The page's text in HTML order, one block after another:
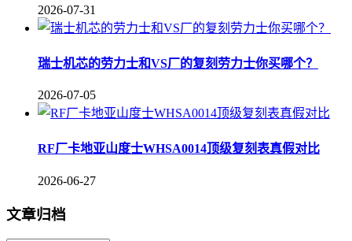
2026-07-31
瑞士机芯的劳力士和VS厂的复刻劳力士你买哪个？
2026-07-05
RF厂卡地亚山度士WHSA0014顶级复刻表真假对比
2026-06-27
文章归档